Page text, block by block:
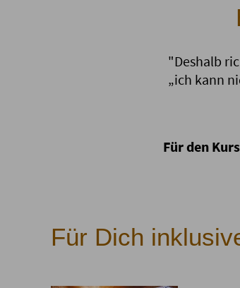
"Deshalb
„ich kann
Für den
Für Dich